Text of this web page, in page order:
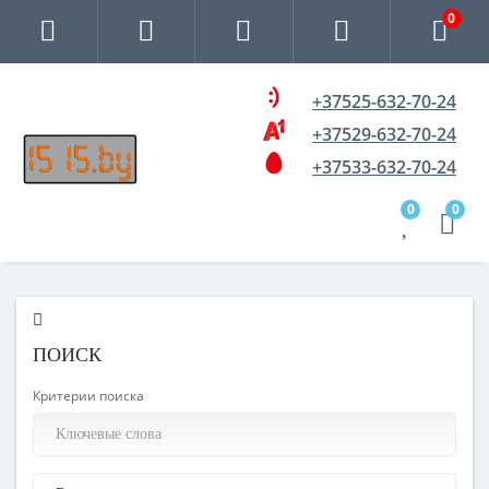
0
+37525-632-70-24
+37529-632-70-24
+37533-632-70-24
0 0
ПОИСК
Критерии поиска